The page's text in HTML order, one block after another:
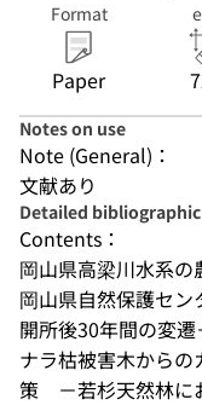
Format
Paper
Notes on use
Note (General)：
文献あり
Detailed
Contents：
岡山県高梁川水系
岡山県自然保護セ
開所後30年間の変
ナラ枯被害木から
策　－若杉天然林に